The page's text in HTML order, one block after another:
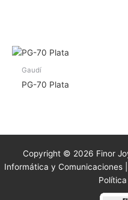
Gaudí
PG-70 Plata
Copyright © 2026 Finor
Informática y Comunicaciones |